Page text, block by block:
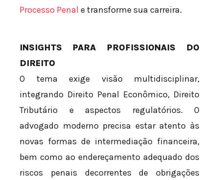
Processo Penal e transforme sua carreira.
INSIGHTS PARA PROFISSIONAIS DO
DIREITO
O tema exige visão multidisciplinar,
integrando Direito Penal Econômico, Direito
Tributário e aspectos regulatórios. O
advogado moderno precisa estar atento às
novas formas de intermediação financeira,
bem como ao endereçamento adequado dos
riscos penais decorrentes de obrigações